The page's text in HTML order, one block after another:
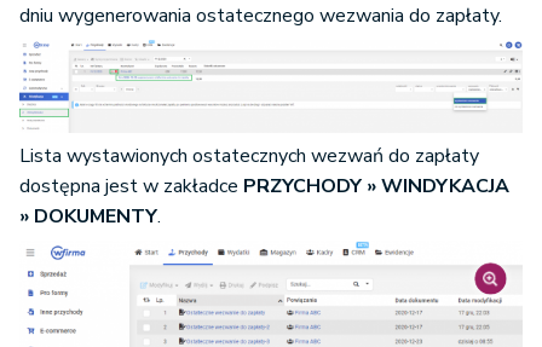
dniu wygenerowania ostatecznego wezwania do zapłaty.
Lista wystawionych ostatecznych wezwań do zapłaty
dostępna jest w zakładce PRZYCHODY » WINDYKACJA
» DOKUMENTY.